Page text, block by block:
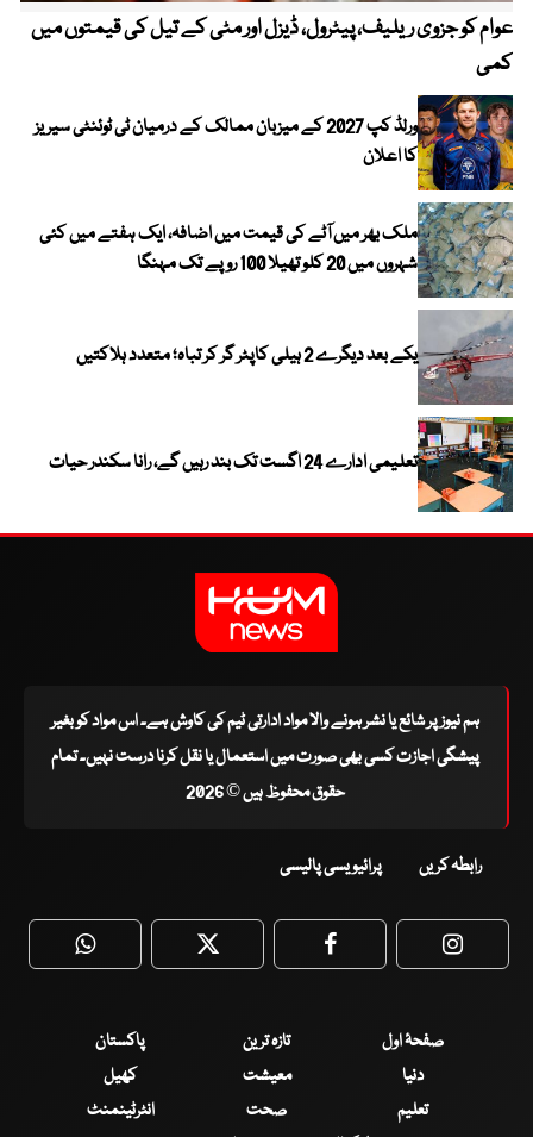
عوام کو جزوی ریلیف، پیٹرول، ڈیزل اور مٹی کے تیل کی قیمتوں میں
کمی
ورلڈ کپ 2027 کے میزبان ممالک کے درمیان ٹی ٹوئنٹی سیریز
کا اعلان
ملک بھر میں آٹے کی قیمت میں اضافہ، ایک ہفتے میں کئی
شہروں میں 20 کلو تھیلا 100 روپے تک مہنگا
یکے بعد دیگرے 2 ہیلی کاپٹر گر کر تباہ؛ متعدد ہلاکتیں
تعلیمی ادارے 24 اگست تک بند رہیں گے، رانا سکندر حیات
ہم نیوز پر شائع یا نشر ہونے والا مواد ادارتی ٹیم کی کاوش ہے۔ اس مواد کو بغیر
پیشگی اجازت کسی بھی صورت میں استعمال یا نقل کرنا درست نہیں۔ تمام
حقوق محفوظ ہیں © 2026
رابطہ کریں پرائیویسی پالیسی
WhatsApp Twitter Facebook
صفحۂ اول تازہ ترین
پاکستان
دنیا
معیشت
کھیل
تعلیم
صحت
انٹرٹینمنٹ